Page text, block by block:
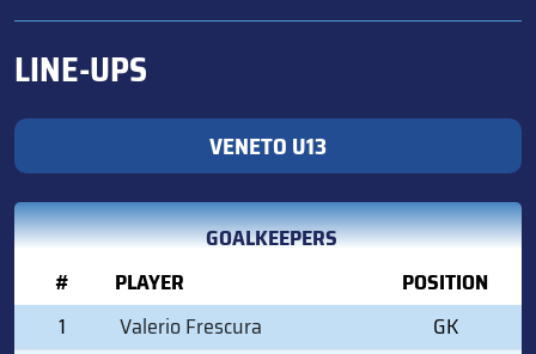
LINE-UPS
VENETO U13
GOALKEEPERS
#
PLAYER
POSITION
1
Valerio Frescura
GK